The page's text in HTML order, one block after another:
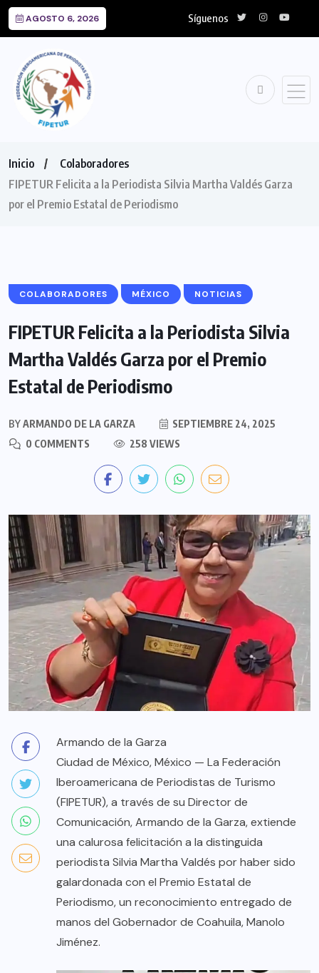
AGOSTO 6, 2026 Síguenos
Inicio
Colaboradores
FIPETUR Felicita a la Periodista Silvia Martha Valdés Garza
por el Premio Estatal de Periodismo
COLABORADORES MÉXICO NOTICIAS
FIPETUR Felicita a la Periodista Silvia
Martha Valdés Garza por el Premio
Estatal de Periodismo
BYARMANDO DE LA GARZA
SEPTIEMBRE 24, 2025
0 COMMENTS
258 VIEWS
Armando de la Garza
Ciudad de México, México — La Federación
Iberoamericana de Periodistas de Turismo
(FIPETUR), a través de su Director de
Comunicación, Armando de la Garza, extiende
una calurosa felicitación a la distinguida
periodista Silvia Martha Valdés por haber sido
galardonada con el Premio Estatal de
Periodismo, un reconocimiento entregado de
manos del Gobernador de Coahuila, Manolo
Jiménez.